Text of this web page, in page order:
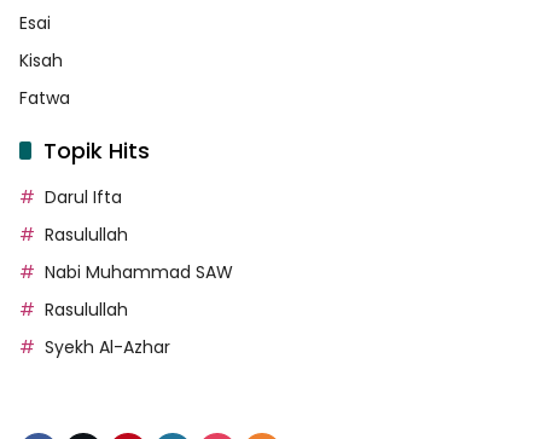
Esai
Kisah
Fatwa
Topik Hits
Darul Ifta
Rasulullah
Nabi Muhammad SAW
Rasulullah
Syekh Al-Azhar